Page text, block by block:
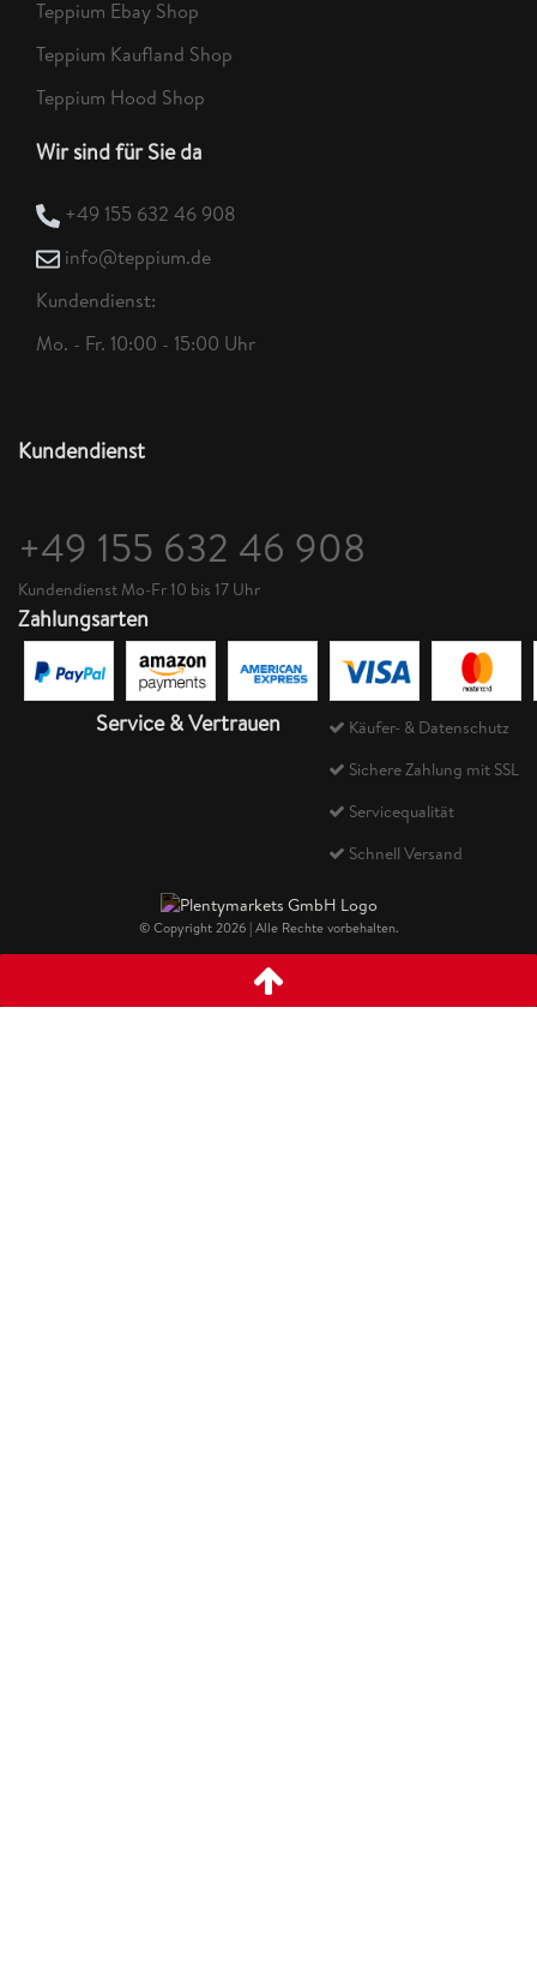
Teppium Ebay Shop
Teppium Kaufland Shop
Teppium Hood Shop
Wir sind für Sie da
+49 155 632 46 908
info@teppium.de
Kundendienst:
Mo. - Fr. 10:00 - 15:00 Uhr
Kundendienst
+49 155 632 46 908
Kundendienst Mo-Fr 10 bis 17 Uhr
Zahlungsarten
Service & Vertrauen
Käufer- & Datenschutz
Sichere Zahlung mit SSL
Servicequalität
Schnell Versand
© Copyright 2026 | Alle Rechte vorbehalten.